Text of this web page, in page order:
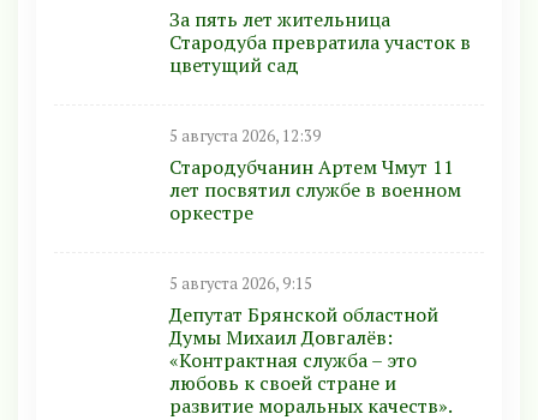
За пять лет жительница
Стародуба превратила участок в
цветущий сад
5 августа 2026, 12:39
Стародубчанин Артем Чмут 11
лет посвятил службе в военном
оркестре
5 августа 2026, 9:15
Депутат Брянской областной
Думы Михаил Довгалёв:
«Контрактная служба – это
любовь к своей стране и
развитие моральных качеств».